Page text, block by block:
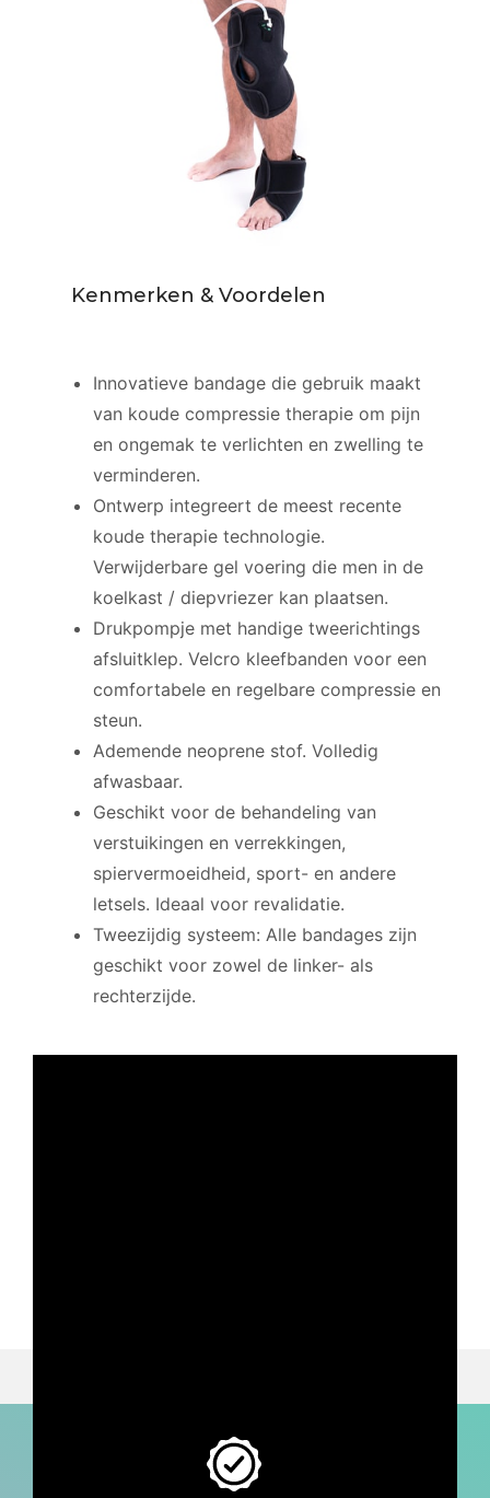
Kenmerken & Voordelen
Innovatieve bandage die gebruik maakt
van koude compressie therapie om pijn
en ongemak te verlichten en zwelling te
verminderen.
Ontwerp integreert de meest recente
koude therapie technologie.
Verwijderbare gel voering die men in de
koelkast / diepvriezer kan plaatsen.
Drukpompje met handige tweerichtings
afsluitklep. Velcro kleefbanden voor een
comfortabele en regelbare compressie en
steun.
Ademende neoprene stof. Volledig
afwasbaar.
Geschikt voor de behandeling van
verstuikingen en verrekkingen,
spiervermoeidheid, sport- en andere
letsels. Ideaal voor revalidatie.
Tweezijdig systeem: Alle bandages zijn
geschikt voor zowel de linker- als
rechterzijde.